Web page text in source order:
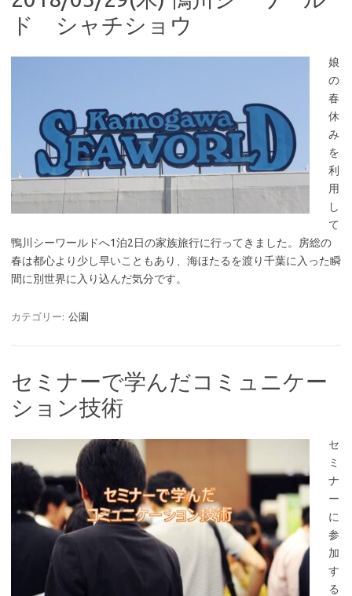
ド シャチショウ
娘
の
春
休
み
を
利
用
し
て
鴨川シーワールドへ1泊2日の家族旅行に行ってきました。房総の
春は都心より少し早いこともあり、海ほたるを渡り千葉に入った瞬
間に別世界に入り込んだ気分です。
カテゴリー: 公園
セミナーで学んだコミュニケー
ション技術
セ
ミ
ナ
ー
に
参
加
す
る